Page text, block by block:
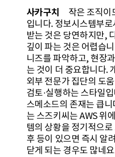
사카구치
작은 조직이
입니다. 정보시스템부
받는 것은 당연하지만,
깊이 파는 것은 어렵습
니즈를 파악하고, 현장
는 것이 더 중요합니다.
외부 전문가 집단의 도
검토·실행하는 스타일
스메소드의 존재는 큽
는 스즈키씨는 AWS 위
템의 상황을 정기적으
후 등이 있으면 즉시 알
닫게 되는 경우도 많네